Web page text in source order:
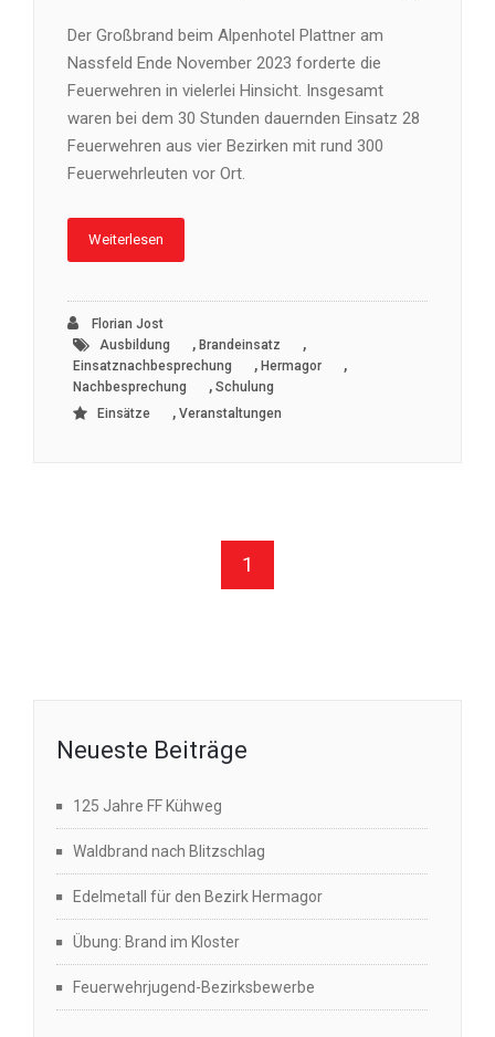
Der Großbrand beim Alpenhotel Plattner am
Nassfeld Ende November 2023 forderte die
Feuerwehren in vielerlei Hinsicht. Insgesamt
waren bei dem 30 Stunden dauernden Einsatz 28
Feuerwehren aus vier Bezirken mit rund 300
Feuerwehrleuten vor Ort.
Weiterlesen
Florian Jost
Ausbildung
, Brandeinsatz ,
Einsatznachbesprechung , Hermagor ,
Nachbesprechung , Schulung
Einsätze
, Veranstaltungen
1
Neueste Beiträge
125 Jahre FF Kühweg
Waldbrand nach Blitzschlag
Edelmetall für den Bezirk Hermagor
Übung: Brand im Kloster
Feuerwehrjugend-Bezirksbewerbe